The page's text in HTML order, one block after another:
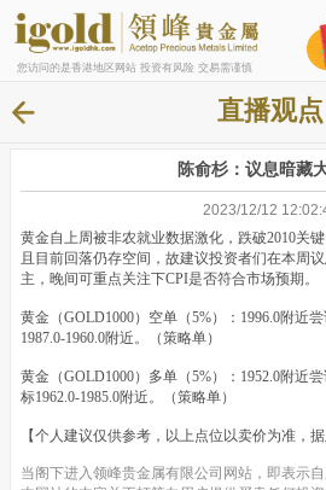
您访问的是香港地区网站 投资有风险 交易需谨慎
直播观点
陈俞杉：议息暗藏
2023/12/12
黄金自上周被非农就业数据激化，跌破2010关
且目前回落仍存空间，故建议投资者们在本周
主，晚间可重点关注下CPI是否符合市场预期。
黄金（GOLD1000）空单（5%）：1996.0附近
1987.0-1960.0附近。（策略单）
黄金（GOLD1000）多单（5%）：1952.0附近
标1962.0-1985.0附近。（策略单）
【个人建议仅供参考，以上点位以卖价为准，据
当阁下进入领峰贵金属有限公司网站，即表示